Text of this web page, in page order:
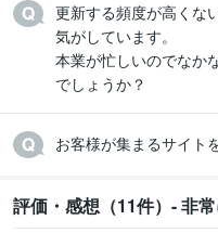
更新する頻度が高くな
気がしています。
本業が忙しいのでなか
でしょうか？
評価・感想（11件）- 非